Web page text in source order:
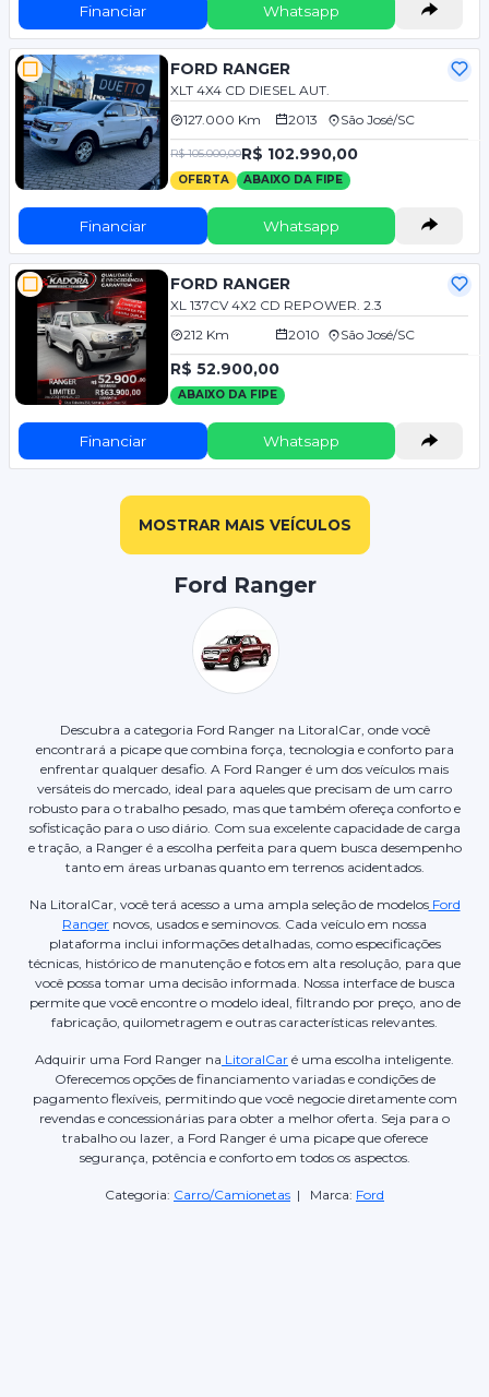
Financiar Whatsapp
FORD RANGER
XLT 4X4 CD DIESEL AUT.
127.000 Km
2013 São José/SC
R$ 105.000,00R$ 102.990,00
OFERTA ABAIXO DA FIPE
Financiar Whatsapp
FORD RANGER
XL 137CV 4X2 CD REPOWER. 2.3
212 Km
2010 São José/SC
R$ 52.900,00
ABAIXO DA FIPE
Financiar Whatsapp
MOSTRAR MAIS VEÍCULOS
Ford Ranger
Descubra a categoria Ford Ranger na LitoralCar, onde você
encontrará a picape que combina força, tecnologia e conforto para
enfrentar qualquer desafio. A Ford Ranger é um dos veículos mais
versáteis do mercado, ideal para aqueles que precisam de um carro
robusto para o trabalho pesado, mas que também ofereça conforto e
sofisticação para o uso diário. Com sua excelente capacidade de carga
e tração, a Ranger é a escolha perfeita para quem busca desempenho
tanto em áreas urbanas quanto em terrenos acidentados.
Na LitoralCar, você terá acesso a uma ampla seleção de modelosFord
Ranger novos, usados e seminovos. Cada veículo em nossa
plataforma inclui informações detalhadas, como especificações
técnicas, histórico de manutenção e fotos em alta resolução, para que
você possa tomar uma decisão informada. Nossa interface de busca
permite que você encontre o modelo ideal, filtrando por preço, ano de
fabricação, quilometragem e outras características relevantes.
Adquirir uma Ford Ranger na LitoralCar é uma escolha inteligente.
Oferecemos opções de financiamento variadas e condições de
pagamento flexíveis, permitindo que você negocie diretamente com
revendas e concessionárias para obter a melhor oferta. Seja para o
trabalho ou lazer, a Ford Ranger é uma picape que oferece
segurança, potência e conforto em todos os aspectos.
Categoria: Carro/Camionetas | Marca: Ford